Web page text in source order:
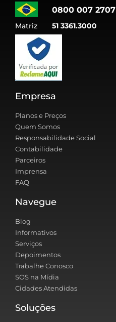
0800 007 2707
Matriz 51 3361.3000
Empresa
Planos e Preços
Quem Somos
Responsabilidade Social
Contabilidade
Parceiros
Imprensa
FAQ
Navegue
Blog
Informativos
Serviços
Depoimentos
Trabalhe Conosco
SOS na Mídia
Cidades Atendidas
Soluções